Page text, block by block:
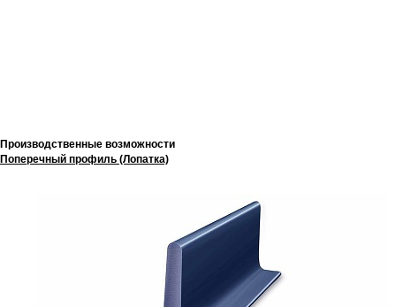
Производственные возможности
Поперечный профиль (Лопатка)